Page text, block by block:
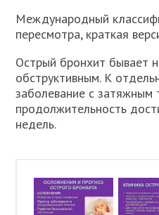
Международный
пересмотра, краткая
Острый бронхит бывает
обструктивным. К
заболевание с затяжным
продолжительность
недель.